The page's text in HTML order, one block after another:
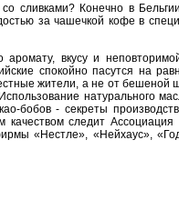
за чашечкой кофе в
спокойно пасутся на
жители, а не от бешеной
натурального
бобов - секреты
следит
«Нестле», «Нейхаус»,